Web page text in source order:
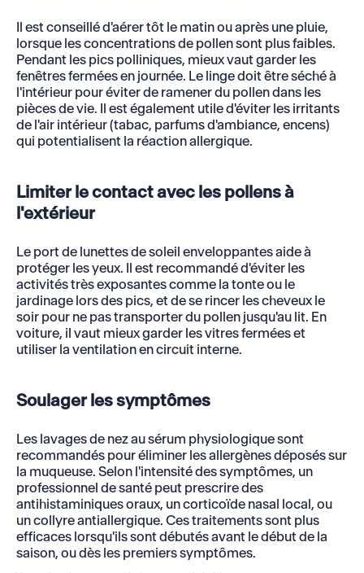
Il est conseillé d'aérer tôt le matin ou après une pluie,
lorsque les concentrations de pollen sont plus faibles.
Pendant les pics polliniques, mieux vaut garder les
fenêtres fermées en journée. Le linge doit être séché à
l'intérieur pour éviter de ramener du pollen dans les
pièces de vie. Il est également utile d'éviter les irritants
de l'air intérieur (tabac, parfums d'ambiance, encens)
qui potentialisent la réaction allergique.
Limiter le contact avec les pollens à
l'extérieur
Le port de lunettes de soleil enveloppantes aide à
protéger les yeux. Il est recommandé d'éviter les
activités très exposantes comme la tonte ou le
jardinage lors des pics, et de se rincer les cheveux le
soir pour ne pas transporter du pollen jusqu'au lit. En
voiture, il vaut mieux garder les vitres fermées et
utiliser la ventilation en circuit interne.
Soulager les symptômes
Les lavages de nez au sérum physiologique sont
recommandés pour éliminer les allergènes déposés sur
la muqueuse. Selon l'intensité des symptômes, un
professionnel de santé peut prescrire des
antihistaminiques oraux, un corticoïde nasal local, ou
un collyre antiallergique. Ces traitements sont plus
efficaces lorsqu'ils sont débutés avant le début de la
saison, ou dès les premiers symptômes.